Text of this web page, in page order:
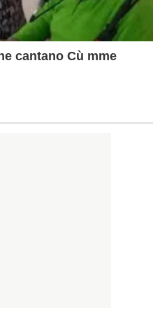
cantano Cù mme